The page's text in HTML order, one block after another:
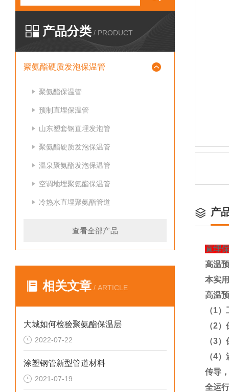
产品分类 / PRODUCT
聚氨酯硬质发泡保温管
聚氨酯保温管
预制直埋保温管
山东塑套钢直埋发泡管
聚氨酯硬质发泡保温管
温泉聚氨酯发泡保温管
空调地埋聚氨酯保温管
冷热水直埋聚氨酯管道
查看全部产品
相关文章 / ARTICLE
大城如何检验聚氨酯保温层
2022-07-22
涂塑钢管新型管道材料
2021-07-19
产
直埋
高温
本实
高温
（1）
（2）
（3）
（4）
传导
全运